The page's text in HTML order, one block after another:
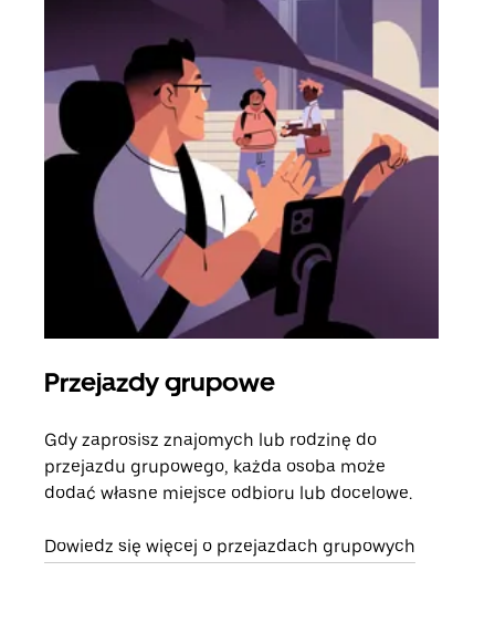
Przejazdy grupowe
Gdy zaprosisz znajomych lub rodzinę do
przejazdu grupowego, każda osoba może
dodać własne miejsce odbioru lub docelowe.
Dowiedz się więcej o przejazdach grupowych